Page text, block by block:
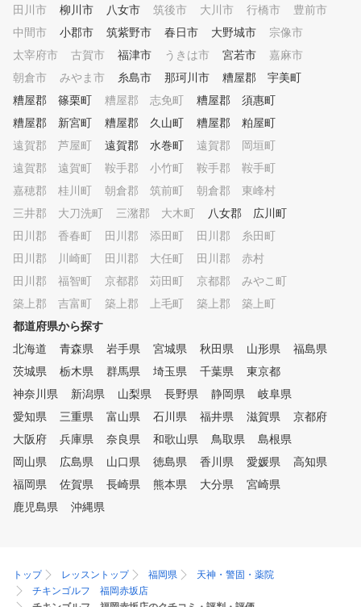
自分のペースで確保。自主練習
でさらに効果アップ。 ■POINT
5 フィッティング＆最新ギア
案内 クラブやグリップ交換
の相談もOK。あなたに合った
道具選びもサポートします。
ご利用いただける環境を
田川市
柳川市 八女市 筑後市 大川市 行橋市
豊前市
中間市
小郡市 筑紫野市 春日市 大野城市
宗像市
太宰府市
古賀市 福津市 うきは市 宮若市
嘉麻市
朝倉市
みやま市 糸島市 那珂川市
糟屋郡 宇美町
糟屋郡 篠栗町
糟屋郡 志免町
糟屋郡 須惠町
糟屋郡 新宮町
糟屋郡 久山町
糟屋郡 粕屋町
遠賀郡 芦屋町
遠賀郡 水巻町
遠賀郡 岡垣町
遠賀郡 遠賀町
鞍手郡 小竹町
鞍手郡 鞍手町
嘉穂郡 桂川町
朝倉郡 筑前町
朝倉郡 東峰村
三井郡 大刀洗町
三潴郡 大木町
八女郡 広川町
田川郡 香春町
田川郡 添田町
田川郡 糸田町
田川郡 川崎町
田川郡 大任町
田川郡 赤村
田川郡 福智町
京都郡 苅田町
京都郡 みやこ町
築上郡 吉富町
築上郡 上毛町
築上郡 築上町
都道府県から探す
北海道
青森県 岩手県 宮城県 秋田県 山形県
福島県
茨城県
栃木県 群馬県 埼玉県 千葉県
東京都
神奈川県
新潟県 山梨県 長野県 静岡県
岐阜県
愛知県
三重県 富山県 石川県 福井県 滋賀県
京都府
大阪府
兵庫県 奈良県 和歌山県 鳥取県
島根県
岡山県
広島県 山口県 徳島県 香川県 愛媛県
高知県
福岡県
佐賀県 長崎県 熊本県 大分県
宮崎県
鹿児島県
沖縄県
トップ レッスントップ 福岡県
天神・警固・薬院
チキンゴルフ 福岡赤坂店